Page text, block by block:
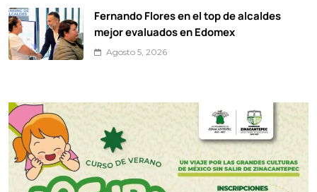
Fernando Flores en el top de alcaldes
mejor evaluados en Edomex
Agosto 5, 2026